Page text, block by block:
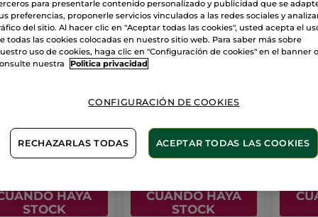
Cuerpo &
HAYA
STOCK
Jabón Líquido de
190 ml
4,99€
CUANDO HAYA
STOCK
7,90€
para presentarle contenido personalizado y publicidad que se
preferencias, proponerle servicios vinculados a las redes sociales y
del sitio. Al hacer clic en "Aceptar todas las cookies", usted acepta el
todas las cookies colocadas en nuestro sitio web. Para saber más sobre
uso de cookies, haga clic en "Configuración de cookies" en el banner o
nuestra
Politica privacidad
CONFIGURACIÓN DE COOKIES
RECHAZARLAS TODAS ACEPTAR TODAS LAS COOKIES